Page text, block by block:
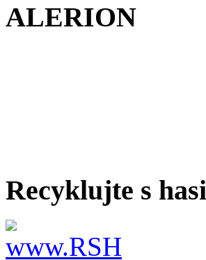
ALERION
Recyklujte s